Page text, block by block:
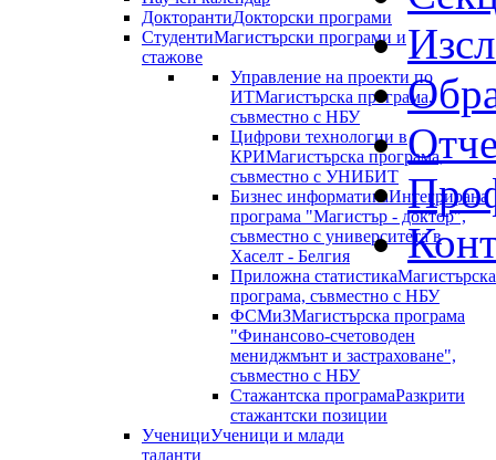
ДокторантиДокторски програми
СтудентиМагистърски програми и
стажове
Управление на проекти по
ИТМагистърска програма,
съвместно с НБУ
Цифрови технологии в
КРИМагистърска програма,
съвместно с УНИБИТ
Бизнес информатикаИнтегрирана
програма "Магистър - доктор",
съвместно с университета в
Хаселт - Белгия
Приложна статистикаМагистърска
програма, съвместно с НБУ
ФСМиЗМагистърска програма
"Финансово-счетоводен
мениджмънт и застраховане",
съвместно с НБУ
Стажантска програмаРазкрити
стажантски позиции
УченициУченици и млади
таланти